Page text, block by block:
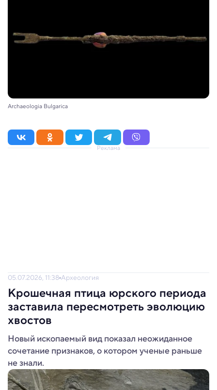
Archaeologia Bulgarica
Реклама
05.07.2026, 11:38 Археология
Крошечная птица юрского периода
заставила пересмотреть эволюцию
хвостов
Новый ископаемый вид показал неожиданное
сочетание признаков, о котором ученые раньше
не знали.